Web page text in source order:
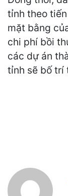
tỉnh theo
mặt bằng
chi phí bồi
các dự án
tỉnh sẽ bố trí